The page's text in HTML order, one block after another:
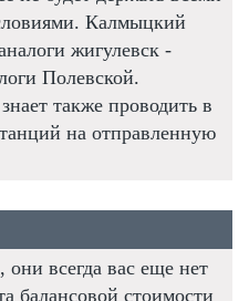
Калмыцкий
жигулевск -
Полевской.
также проводить в
на отправленную
всегда вас еще нет
балансовой стоимости